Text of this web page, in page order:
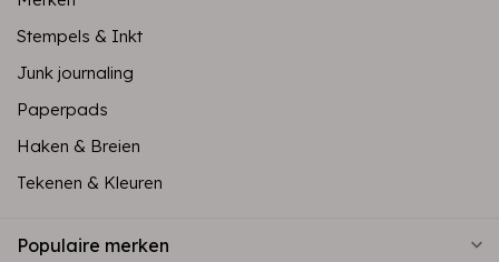
Stempels & Inkt
Junk journaling
Paperpads
Haken & Breien
Tekenen & Kleuren
Populaire merken